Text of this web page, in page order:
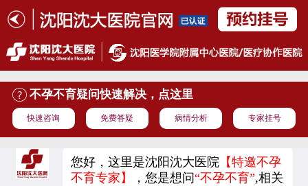
不孕不育疑问快速解决，点这里
快速咨询 免费答疑 病情分析 专家挂号
您好，这里是沈阳沈大医院 【特邀不孕
不育专家】
，您是想问“不孕不育”,相关